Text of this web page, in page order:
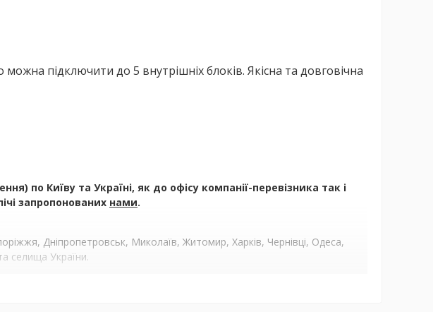
підключити до 5 внутрішніх блоків. Якісна та довговічна
по Київу та Україні, як до офісу компанії-перевізника так і
запропонованих нами.
Дніпропетровськ, Миколаїв, Житомир, Харків, Чернівці, Одеса,
селища України.